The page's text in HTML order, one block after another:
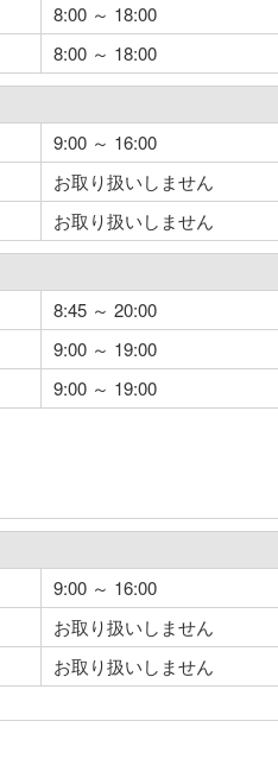
8:00 ～ 18:00
8:00 ～ 18:00
9:00 ～ 16:00
お取り扱いしません
お取り扱いしません
8:45 ～ 20:00
9:00 ～ 19:00
9:00 ～ 19:00
9:00 ～ 16:00
お取り扱いしません
お取り扱いしません